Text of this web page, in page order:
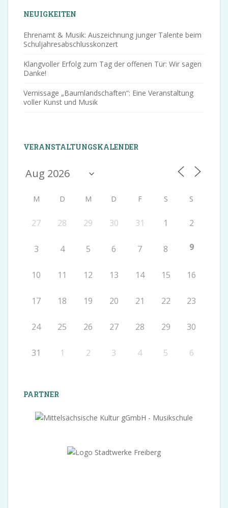
NEUIGKEITEN
Ehrenamt & Musik: Auszeichnung junger Talente beim
Schuljahresabschlusskonzert
Klangvoller Erfolg zum Tag der offenen Tür: Wir sagen
Danke!
Vernissage „Baumlandschaften“: Eine Veranstaltung
voller Kunst und Musik
VERANSTALTUNGSKALENDER
M D M D F S S
27 28 29 30 31 1 2
3 4 5 6 7 8 9
10 11 12 13 14 15 16
17 18 19 20 21 22 23
24 25 26 27 28 29 30
31 1 2 3 4 5 6
PARTNER